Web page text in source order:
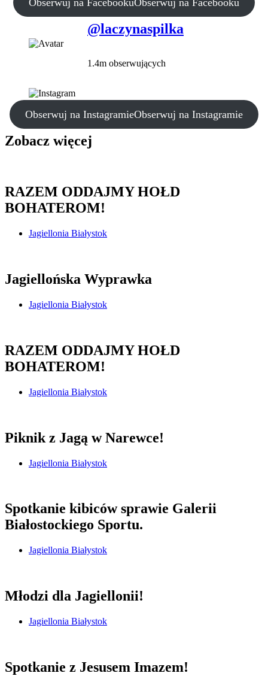
@laczynaspilka
1.4m obserwujących
Obserwuj na InstagramieObserwuj na Instagramie
Zobacz więcej
RAZEM ODDAJMY HOŁD
BOHATEROM!
Jagiellonia Białystok
Jagiellońska Wyprawka
Jagiellonia Białystok
RAZEM ODDAJMY HOŁD
BOHATEROM!
Jagiellonia Białystok
Piknik z Jagą w Narewce!
Jagiellonia Białystok
Spotkanie kibiców sprawie Galerii
Białostockiego Sportu.
Jagiellonia Białystok
Młodzi dla Jagiellonii!
Jagiellonia Białystok
Spotkanie z Jesusem Imazem!